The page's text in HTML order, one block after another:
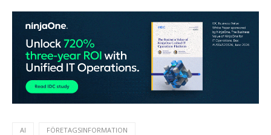
AI FÖRETAGSINFORMATION